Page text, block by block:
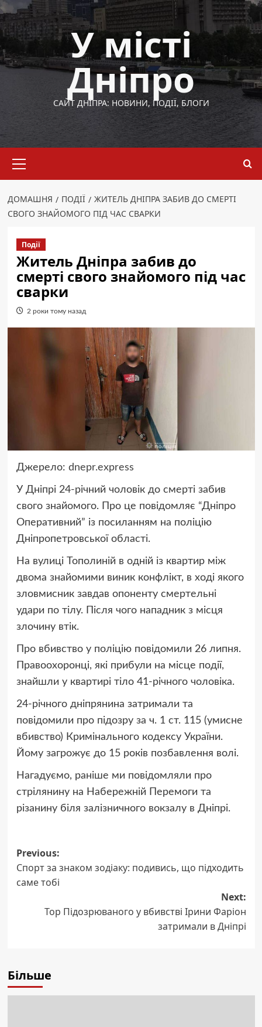
Перейти
до
вмісту
У місті
Дніпро
САЙТ ДНІПРА: НОВИНИ, ПОДІЇ, БЛОГИ
меню
ДОМАШНЯ ПОДІЇ
ЖИТЕЛЬ ДНІПРА ЗАБИВ ДО СМЕРТІ
СВОГО ЗНАЙОМОГО ПІД ЧАС СВАРКИ
Події
Житель Дніпра забив до
смерті свого знайомого під час
сварки
2 роки тому назад
Джерело: dnepr.express
У Дніпрі 24-річний чоловік до смерті забив
свого знайомого. Про це повідомляє “Дніпро
Оперативний” із посиланням на поліцію
Дніпропетровської області.
На вулиці Тополиній в одній із квартир між
двома знайомими виник конфлікт, в ході якого
зловмисник завдав опоненту смертельні
удари по тілу. Після чого нападник з місця
злочину втік.
Про вбивство у поліцію повідомили 26 липня.
Правоохоронці, які прибули на місце події,
знайшли у квартирі тіло 41-річного чоловіка.
24-річного дніпрянина затримали та
повідомили про підозру за ч. 1 ст. 115 (умисне
вбивство) Кримінального кодексу України.
Йому загрожує до 15 років позбавлення волі.
Нагадуємо, раніше ми повідомляли про
стрілянину на Набережній Перемоги та
різанину біля залізничного вокзалу в Дніпрі.
Post
navigation
Previous:
Спорт за знаком зодіаку: подивись, що підходить
саме тобі
Next:
Top Підозрюваного у вбивстві Ірини Фаріон
затримали в Дніпрі
Більше